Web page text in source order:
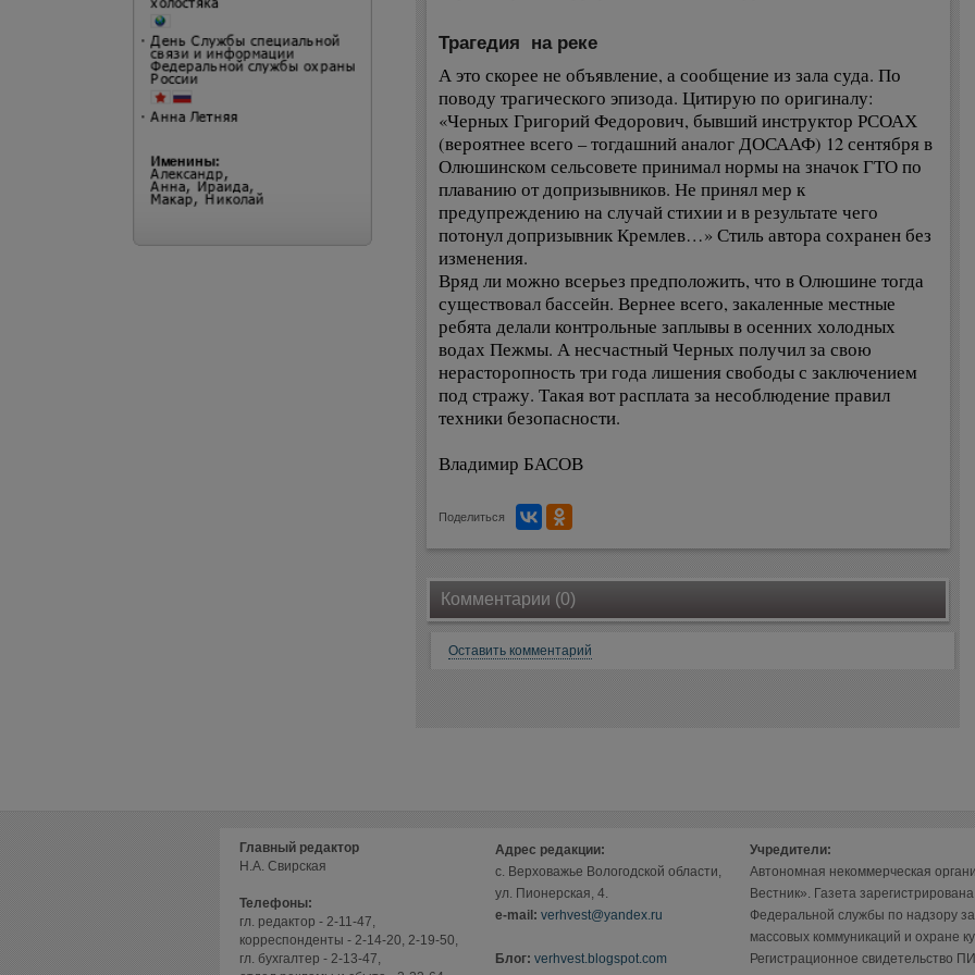
Трагедия на реке
А это скорее не объявление, а сообщение из зала суда. По
поводу трагического эпизода. Цитирую по оригиналу:
«Черных Григорий Федорович, бывший инструктор РСОАХ
(вероятнее всего – тогдашний аналог ДОСААФ) 12 сентября в
Олюшинском сельсовете принимал нормы на значок ГТО по
плаванию от допризывников. Не принял мер к
предупреждению на случай стихии и в результате чего
потонул допризывник Кремлев…» Стиль автора сохранен без
изменения.
Вряд ли можно всерьез предположить, что в Олюшине тогда
существовал бассейн. Вернее всего, закаленные местные
ребята делали контрольные заплывы в осенних холодных
водах Пежмы. А несчастный Черных получил за свою
нерасторопность три года лишения свободы с заключением
под стражу. Такая вот расплата за несоблюдение правил
техники безопасности.
Владимир БАСОВ
Поделиться
Комментарии (0)
Оставить комментарий
Главный редактор
Н.А. Свирская
Телефоны:
гл. редактор - 2-11-47,
корреспонденты - 2-14-20, 2-19-50,
гл. бухгалтер - 2-13-47,
Адрес редакции:
с. Верховажье Вологодской области,
ул. Пионерская, 4.
е-mail: verhvest@yandex.ru
Блог: verhvest.blogspot.com
Учредители:
Автономная некоммерческая
Вестник». Газета
Федеральной службы по надзору
массовых коммуникаций и охране
Регистрационное свидетельство